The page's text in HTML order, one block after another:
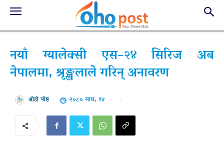
नयाँ ग्यालेक्सी एस–२४ सिरिज अब
नेपालमा, श्रृङ्खलाले गरिन् अनावरण
ओहो पोष्ट २०८० माघ, १४